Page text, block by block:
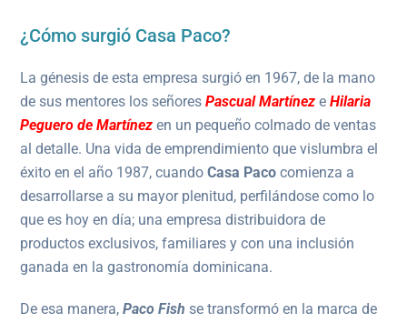
¿Cómo surgió Casa Paco?
La génesis de esta empresa surgió en 1967, de la mano
de sus mentores los señoresPascual Martínez eHilaria
Peguero de Martínez en un pequeño colmado de ventas
al detalle. Una vida de emprendimiento que vislumbra el
éxito en el año 1987, cuandoCasa Paco comienza a
desarrollarse a su mayor plenitud, perfilándose como lo
que es hoy en día; una empresa distribuidora de
productos exclusivos, familiares y con una inclusión
ganada en la gastronomía dominicana.
De esa manera,Paco Fish se transformó en la marca de